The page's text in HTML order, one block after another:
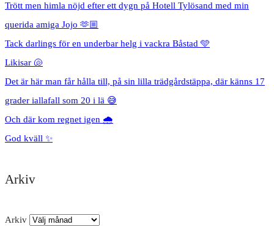
Trött men himla nöjd efter ett dygn på Hotell Tylösand med min
querida amiga Jojo 🫶🏼
Tack darlings för en underbar helg i vackra Båstad 🩵
Likisar 🐚
Det är här man får hålla till, på sin lilla trädgårdstäppa, där känns 17
grader iallafall som 20 i lä 😅
Och där kom regnet igen 🌧️
God kväll ✨
Arkiv
Arkiv